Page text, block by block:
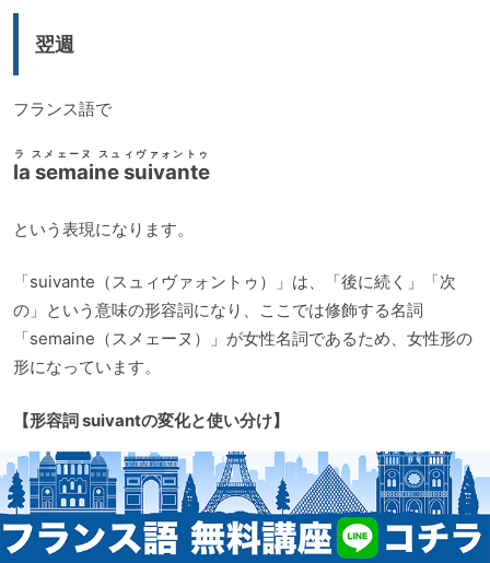
翌週
フランス語で
la semaine suivante
ラ スメェーヌ スュィヴァォントゥ
という表現になります。
「suivante（スュィヴァォントゥ）」は、「後に続く」「次
の」という意味の形容詞になり、ここでは修飾する名詞
「semaine（スメェーヌ）」が女性名詞であるため、女性形の
形になっています。
【形容詞 suivantの変化と使い分け】
suivant（スュィヴァォン） 男性形 男性名
詞を修飾するときの形
suivante（スュィヴァォントゥ） 女性形 女性名